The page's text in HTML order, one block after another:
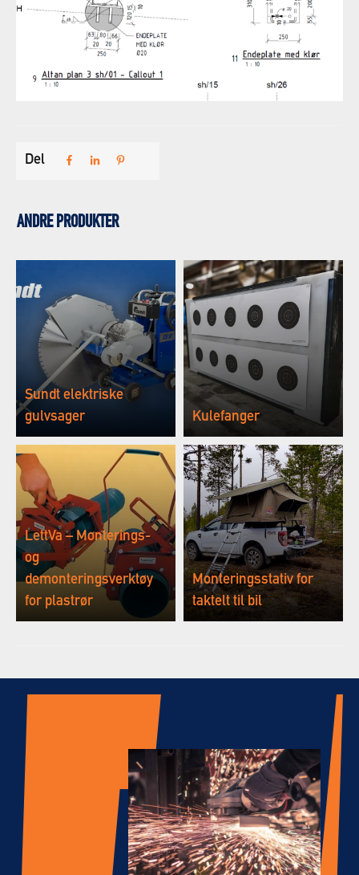
Del
ANDRE PRODUKTER
Sundt elektriske
gulvsager
Kulefanger
LettVa – Monterings-
og
demonteringsverktøy
for plastrør
Monteringsstativ for
taktelt til bil